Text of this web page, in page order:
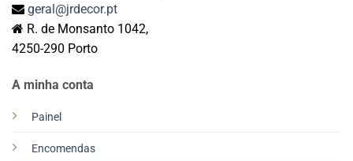
A minha conta
Painel
Encomendas
geral@jrdecor.pt
R. de Monsanto 1042,
4250-290 Porto